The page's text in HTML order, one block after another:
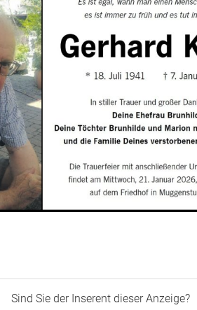
Sind Sie der Inserent dieser Anzeige?